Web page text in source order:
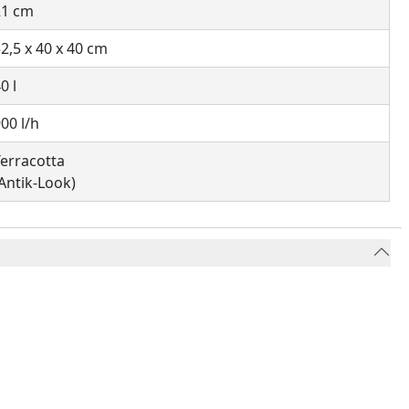
cm
x 40 x 40 cm
l
l/h
Look)